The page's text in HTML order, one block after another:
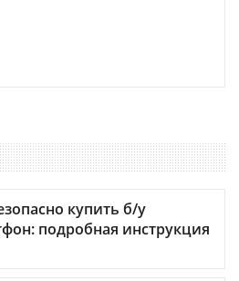
купить б/у
подробная инструкция